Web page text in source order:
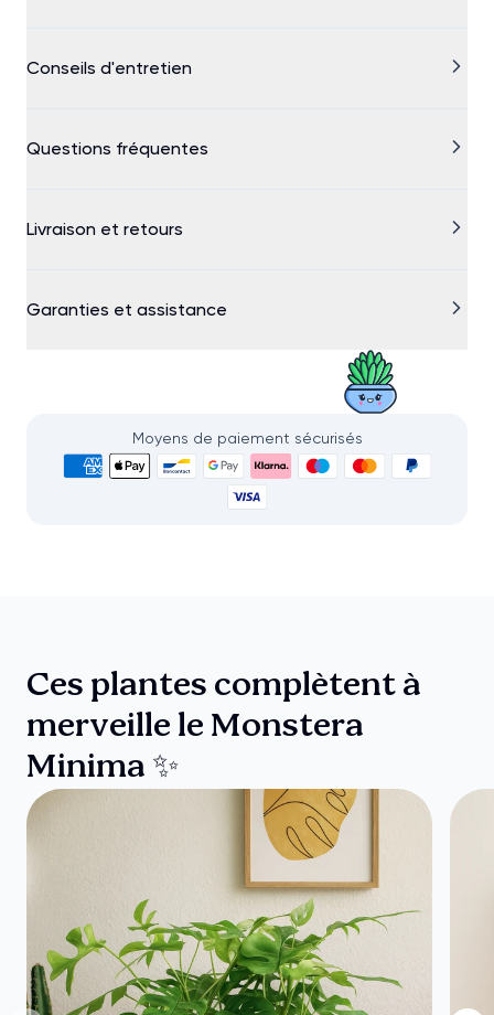
Conseils d'entretien
Questions fréquentes
Livraison et retours
Garanties et assistance
Moyens de paiement sécurisés
Ces plantes complètent à
merveille le Monstera
Minima ✨